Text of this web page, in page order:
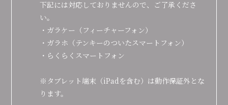
RADIO
PHOTO
会員登録 ログイン
下記には対応しておりませんので、ご了承くださ
い。
・ガラケー（フィーチャーフォン）
・ガラホ（テンキーのついたスマートフォン）
・らくらくスマートフォン
※タブレット端末（iPadを含む）は動作保証外とな
ります。